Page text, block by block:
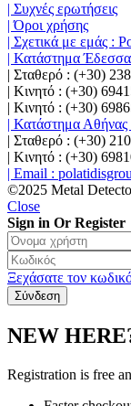
| Συχνές ερωτήσεις
| Όροι χρήσης
| Σχετικά με εμάς :
| Κατάστημα
| Σταθερό : (+30)
| Κινητό : (+30)
| Κινητό : (+30)
| Κατάστημα Αθήνας
| Σταθερό : (+30)
| Κινητό : (+30)
| Email :
©2025 Metal
Close
Sign in Or Register
Ξεχάσατε τον
NEW
Registration is free